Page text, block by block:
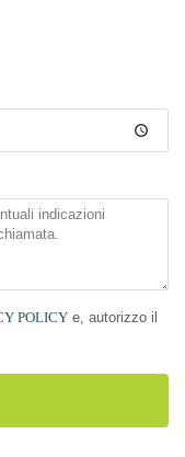
POLICY e, autorizzo il